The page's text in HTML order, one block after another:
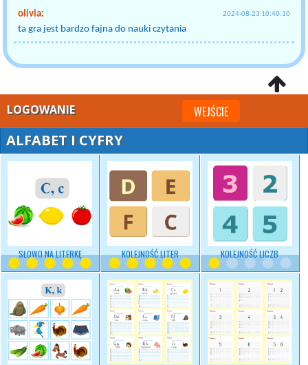
olivia: 2024-08-23 10:40:10
ta gra jest bardzo fajna do nauki czytania
LOGOWANIE WEJŚCIE
ALFABET I CYFRY
SŁOWO NA LITERKĘ KOLEJNOŚĆ LITER KOLEJNOŚĆ LICZB